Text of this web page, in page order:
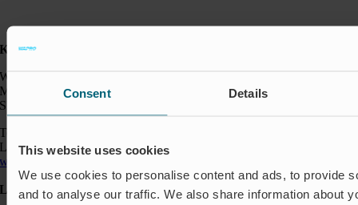
Consent Details
This website uses cookies
We use cookies to personalise content and ads, to provide
and to analyse our traffic. We also share information about
Kontakt:
Wapro AB
Munkahusvägen 103
SE-37431 Karlshamn
Telefon: +46 454 185 10
Logistik: +46 72 559 94 27
wapro@wapro.com
Lösningar